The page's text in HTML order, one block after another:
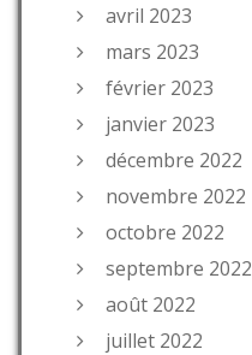
avril 2023
mars 2023
février 2023
janvier 2023
décembre 2022
novembre 2022
octobre 2022
septembre 2022
août 2022
juillet 2022